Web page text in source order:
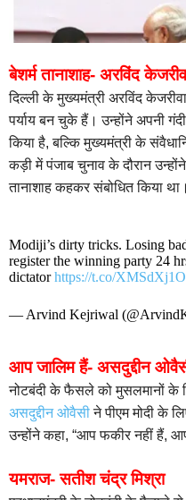
बेशर्म तानाशाह- अरविंद
दिल्ली के मुख्यमंत्री अरविंद
पर्याय बन चुके हैं। उन्होंने अपनी
किया है, बल्कि मुख्यमंत्री के
कड़ी में पंजाब चुनाव के दौरान उन्होंने
तानाशाह कहकर संबोधित किया था।
Modiji’s dirty tricks. Losing
register the winning party 24
dictatorhttps://t.co/
— Arvind Kejriwal
आप जालिम हैं- असदुद्दीन
नोटबंदी के फैसले को मुसलमानों के
असदुद्दीन ओवैसीने पीएम मोदी के
उन्होंने कहा, “आप फकीर नहीं हैं,
यमराज- सतीश चंद्र मिश्रा